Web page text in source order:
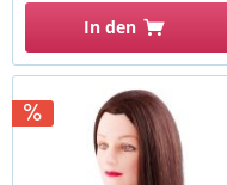
In den